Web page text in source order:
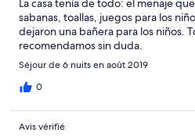
La casa tenía de todo: el menaje
sabanas, toallas, juegos para los
dejaron una bañera para los niños.
recomendamos sin duda.
Séjour de 6 nuits en août 2019
0
Avis vérifié